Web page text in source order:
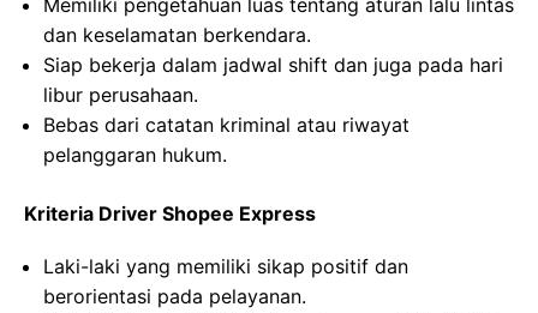
Memiliki pengetahuan luas tentang aturan lalu lintas
dan keselamatan berkendara.
Siap bekerja dalam jadwal shift dan juga pada hari
libur perusahaan.
Bebas dari catatan kriminal atau riwayat
pelanggaran hukum.
Kriteria Driver Shopee Express
Laki-laki yang memiliki sikap positif dan
berorientasi pada pelayanan.